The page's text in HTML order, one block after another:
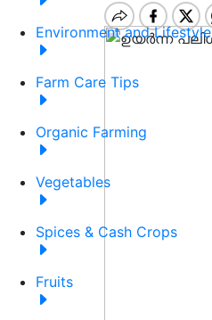
Environment and Lifestyle
Farm Care Tips
Organic Farming
Vegetables
Spices & Cash Crops
Fruits